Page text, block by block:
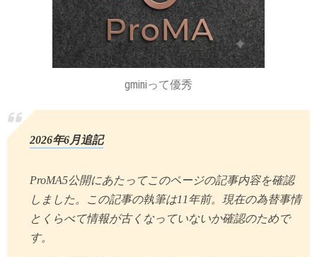
gminiって優秀
2026年6月追記
ProMA5公開にあたってこのページの記事内容を確認
しました。この記事の執筆は11年前。現在の為替事情
とくらべて情報が古くなっていないか確認のためで
す。